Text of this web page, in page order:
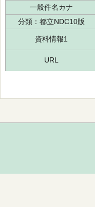
一般件名カナ
分類：都立NDC10版
資料情報1
URL